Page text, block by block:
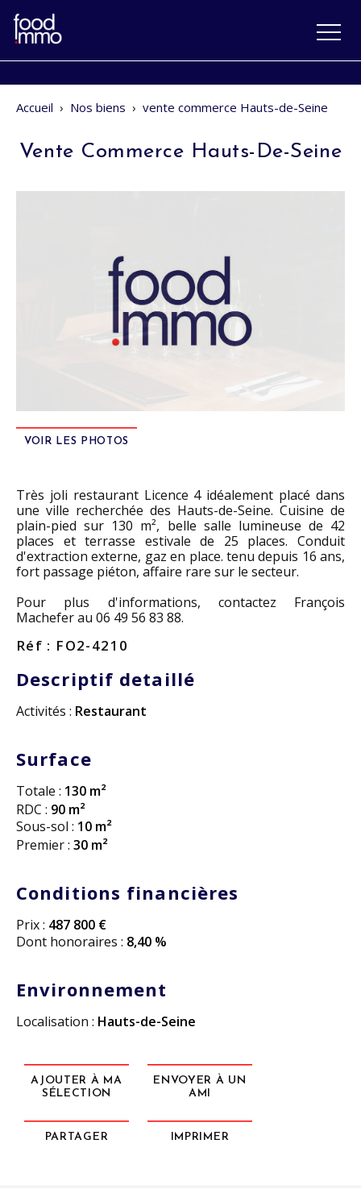
Accueil › Nos biens › vente commerce Hauts-de-Seine
Vente Commerce Hauts-De-Seine
VOIR LES PHOTOS
Très joli restaurant Licence 4 idéalement placé dans
une ville recherchée des Hauts-de-Seine. Cuisine de
plain-pied sur 130 m², belle salle lumineuse de 42
places et terrasse estivale de 25 places. Conduit
d'extraction externe, gaz en place. tenu depuis 16 ans,
fort passage piéton, affaire rare sur le secteur.
Pour plus d'informations, contactez François
Machefer au 06 49 56 83 88.
Réf : FO2-4210
Descriptif detaillé
Activités : Restaurant
Surface
Totale : 130 m²
RDC : 90 m²
Sous-sol : 10 m²
Premier : 30 m²
Conditions financières
Prix : 487 800 €
Dont honoraires : 8,40 %
Environnement
Localisation : Hauts-de-Seine
AJOUTER À MA
SÉLECTION
ENVOYER À UN
AMI
PARTAGER IMPRIMER